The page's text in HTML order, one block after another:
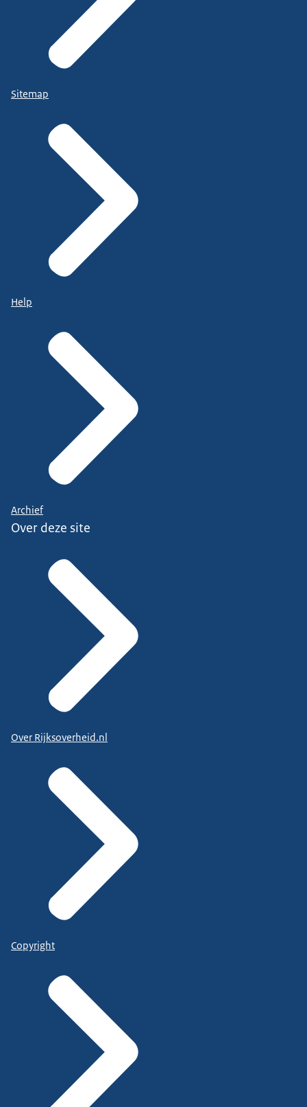
Sitemap
Help
Archief
Over deze site
Over Rijksoverheid.nl
Copyright